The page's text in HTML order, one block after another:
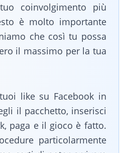
coinvolgimento più
è molto importante
che così tu possa
il massimo per la tua
like su Facebook in
il pacchetto, inserisci
paga e il gioco è fatto.
particolarmente